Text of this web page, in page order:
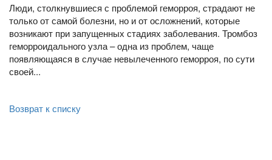
Люди, столкнувшиеся с проблемой геморроя, страдают не
только от самой болезни, но и от осложнений, которые
возникают при запущенных стадиях заболевания. Тромбоз
геморроидального узла – одна из проблем, чаще
появляющаяся в случае невылеченного геморроя, по сути
своей...
Возврат к списку